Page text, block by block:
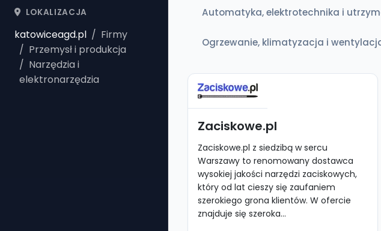
LOKALIZACJA
katowiceagd.pl
Firmy
Przemysł i produkcja
Narzędzia i
elektronarzędzia
Automatyka, elektrotechnika i
Ogrzewanie, klimatyzacja i
Zaciskowe.pl
Zaciskowe.pl z siedzibą w sercu
Warszawy to renomowany dostawca
wysokiej jakości narzędzi zaciskowych,
który od lat cieszy się zaufaniem
szerokiego grona klientów. W ofercie
znajduje się szeroka...